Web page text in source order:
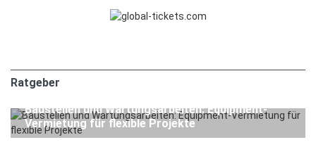
Ratgeber
Ratgeber
Baustellen und Wartungsarbeiten: Equipment-
Vermietung für flexible Projekte